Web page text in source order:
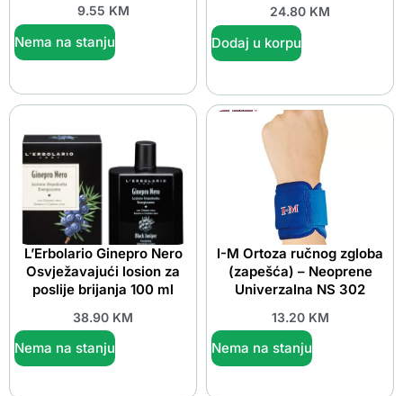
9.55 KM
Nema na stanju
24.80 KM
Dodaj u korpu
L’Erbolario Ginepro Nero
Osvježavajući losion za
poslije brijanja 100 ml
38.90 KM
Nema na stanju
I-M Ortoza ručnog zgloba
(zapešća) – Neoprene
Univerzalna NS 302
13.20 KM
Nema na stanju